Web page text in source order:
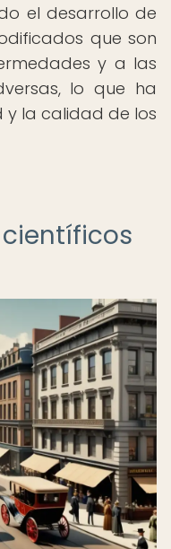
el desarrollo de
que son
y a las
lo que ha
la calidad de los